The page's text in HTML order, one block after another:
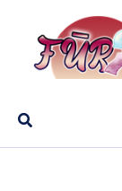
contenido